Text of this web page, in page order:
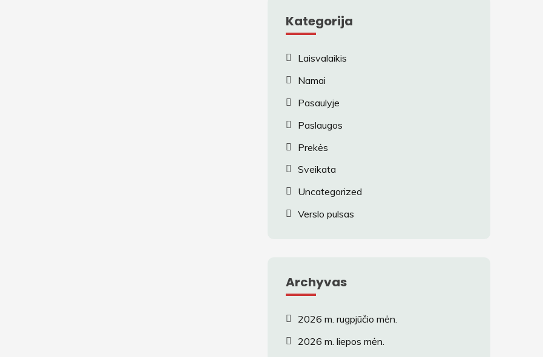
Kategorija
Laisvalaikis
Namai
Pasaulyje
Paslaugos
Prekės
Sveikata
Uncategorized
Verslo pulsas
Archyvas
2026 m. rugpjūčio mėn.
2026 m. liepos mėn.